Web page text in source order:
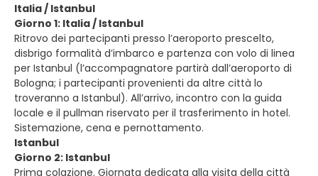
Italia / Istanbul
Giorno 1: Italia / Istanbul
Ritrovo dei partecipanti presso l’aeroporto prescelto,
disbrigo formalità d’imbarco e partenza con volo di linea
per Istanbul (l’accompagnatore partirà dall’aeroporto di
Bologna; i partecipanti provenienti da altre città lo
troveranno a Istanbul). All’arrivo, incontro con la guida
locale e il pullman riservato per il trasferimento in hotel.
Sistemazione, cena e pernottamento.
Istanbul
Giorno 2: Istanbul
Prima colazione. Giornata dedicata alla visita della città